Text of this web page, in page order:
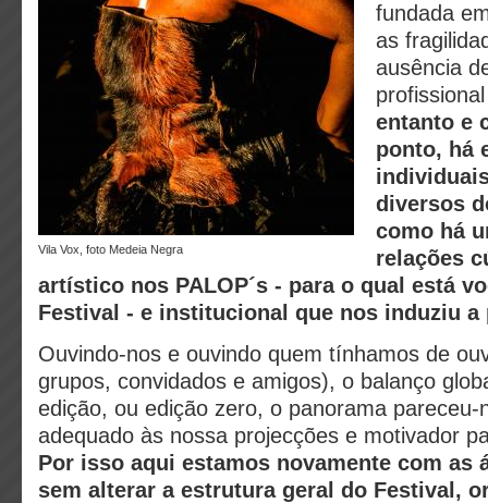
Vila Vox, foto Medeia Negra
fundada
as
ausência
entanto e
ponto, há
diversos
como há
relações
artístico nos PALOP´s - para o qual está
Festival - e institucional que nos induziu a
Ouvindo-nos e ouvindo quem tínhamos de
grupos, convidados e amigos), o balanço
edição, ou edição zero, o panorama pareceu-
adequado às nossa projecções e motivador
Por isso aqui estamos novamente com as
sem alterar a estrutura geral do Festival,